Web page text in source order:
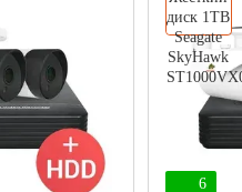
6